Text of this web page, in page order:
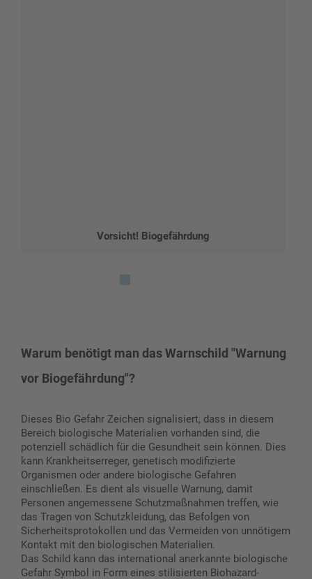
Vorsicht! Biogefährdung
Warum benötigt man das Warnschild "Warnung
vor Biogefährdung"?
Dieses Bio Gefahr Zeichen signalisiert, dass in diesem
Bereich biologische Materialien vorhanden sind, die
potenziell schädlich für die Gesundheit sein können. Dies
kann Krankheitserreger, genetisch modifizierte
Organismen oder andere biologische Gefahren
einschließen. Es dient als visuelle Warnung, damit
Personen angemessene Schutzmaßnahmen treffen, wie
das Tragen von Schutzkleidung, das Befolgen von
Sicherheitsprotokollen und das Vermeiden von unnötigem
Kontakt mit den biologischen Materialien.
Das Schild kann das international anerkannte biologische
Gefahr Symbol in Form eines stilisierten Biohazard-